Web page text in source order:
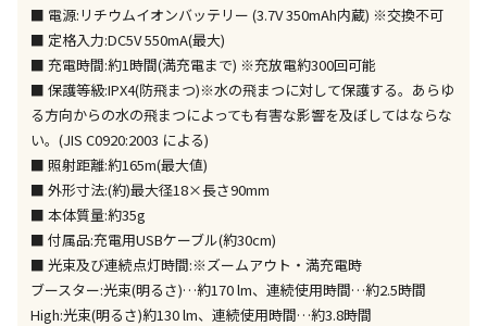
午前9時までのご注文確定した商品については、当日に
出荷いたします。
ただし、メーカーの営業日に基づき出荷手続きを行う
ため、通常よりお時間をいただく場合がございます。
また、日曜・祝日や年末年始などの長期休業期間中
は、休業明けからの出荷対応となります。
設置工事代金も含まれた商品です
お見積商品です。金額・施工日はお打ち合わせの上、
決定となります。
■ 電源:リチウムイオンバッテリー (3.7V 350mAh内蔵) ※交換不可
■ 定格入力:DC5V 550mA(最大)
■ 充電時間:約1時間(満充電まで) ※充放電約300回可能
■ 保護等級:IPX4(防飛まつ)※水の飛まつに対して保護する。あらゆ
る方向からの水の飛まつによっても有害な影響を及ぼしてはならな
い。(JIS C0920:2003 による)
■ 照射距離:約165m(最大値)
■ 外形寸法:(約)最大径18×長さ90mm
■ 本体質量:約35g
■ 付属品:充電用USBケーブル(約30cm)
■ 光束及び連続点灯時間:※ズームアウト・満充電時
ブースター:光束(明るさ)…約170 lm、連続使用時間…約2.5時間
High:光束(明るさ)約130 lm、連続使用時間…約3.8時間